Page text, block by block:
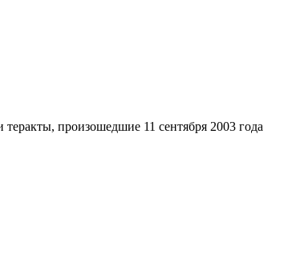
произошедшие 11 сентября 2003 года